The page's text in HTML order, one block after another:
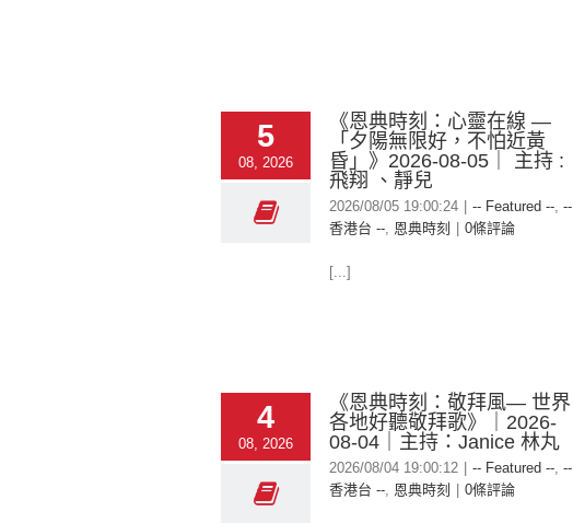
5
08, 2026
《恩典時刻：心靈在線 —
「夕陽無限好，不怕近黃
昏」》2026-08-05｜ 主持 :
飛翔 、靜兒
2026/08/05 19:00:24 -- Featured --, --
香港台 --, 恩典時刻 0條評論
[...]
4
08, 2026
《恩典時刻：敬拜風— 世界
各地好聽敬拜歌》｜2026-
08-04｜主持：Janice 林丸
2026/08/04 19:00:12 -- Featured --, --
香港台 --, 恩典時刻 0條評論